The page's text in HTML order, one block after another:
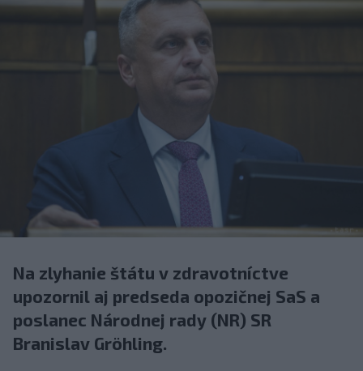
Na zlyhanie štátu v zdravotníctve
upozornil aj predseda opozičnej SaS a
poslanec Národnej rady (NR) SR
Branislav Gröhling.